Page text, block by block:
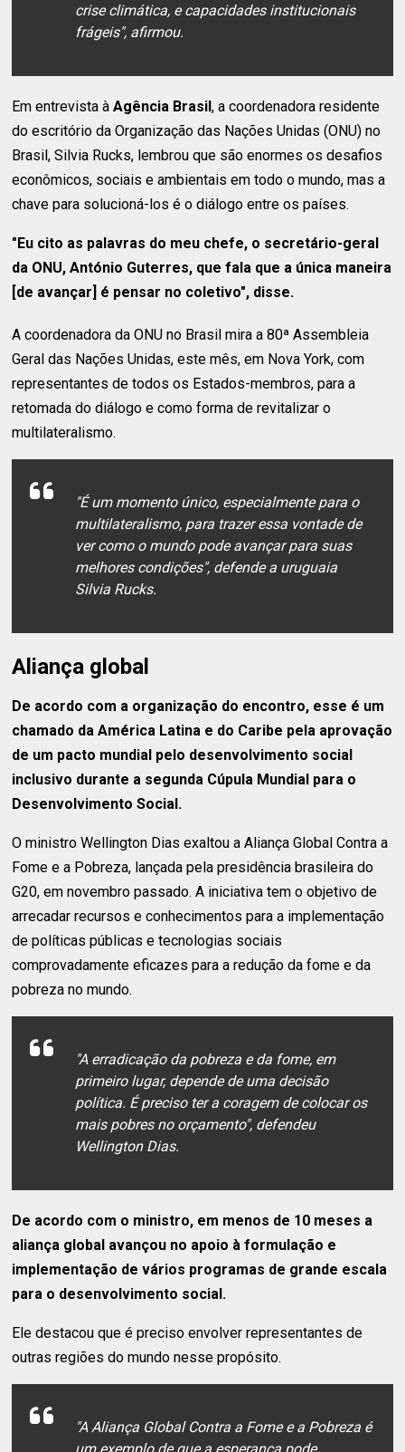
crise climática, e capacidades institucionais
frágeis", afirmou.
Em entrevista àAgência Brasil, a coordenadora residente
do escritório da Organização das Nações Unidas (ONU) no
Brasil, Silvia Rucks, lembrou que são enormes os desafios
econômicos, sociais e ambientais em todo o mundo, mas a
chave para solucioná-los é o diálogo entre os países.
"Eu cito as palavras do meu chefe, o secretário-geral
da ONU, António Guterres, que fala que a única maneira
[de avançar] é pensar no coletivo", disse.
A coordenadora da ONU no Brasil mira a 80ª Assembleia
Geral das Nações Unidas, este mês, em Nova York, com
representantes de todos os Estados-membros, para a
retomada do diálogo e como forma de revitalizar o
multilateralismo.
"É um momento único, especialmente para o
multilateralismo, para trazer essa vontade de
ver como o mundo pode avançar para suas
melhores condições", defende a uruguaia
Silvia Rucks.
Aliança global
De acordo com a organização do encontro, esse é um
chamado da América Latina e do Caribe pela aprovação
de um pacto mundial pelo desenvolvimento social
inclusivo durante a segunda Cúpula Mundial para o
Desenvolvimento Social.
O ministro Wellington Dias exaltou a Aliança Global Contra a
Fome e a Pobreza, lançada pela presidência brasileira do
G20, em novembro passado. A iniciativa tem o objetivo de
arrecadar recursos e conhecimentos para a implementação
de políticas públicas e tecnologias sociais
comprovadamente eficazes para a redução da fome e da
pobreza no mundo.
"A erradicação da pobreza e da fome, em
primeiro lugar, depende de uma decisão
política. É preciso ter a coragem de colocar os
mais pobres no orçamento", defendeu
Wellington Dias.
De acordo com o ministro, em menos de 10 meses a
aliança global avançou no apoio à formulação e
implementação de vários programas de grande escala
para o desenvolvimento social.
Ele destacou que é preciso envolver representantes de
outras regiões do mundo nesse propósito.
"A Aliança Global Contra a Fome e a Pobreza é